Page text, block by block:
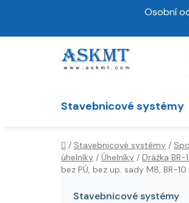
Osobní
Stavebnicové systémy
Domů
/ Stavebnicové systémy /
úhelníky / Úhelníky / Drážka BR-
bez PÚ, bez up. sady M8, BR-10
kategorie
Stavebnicové systémy